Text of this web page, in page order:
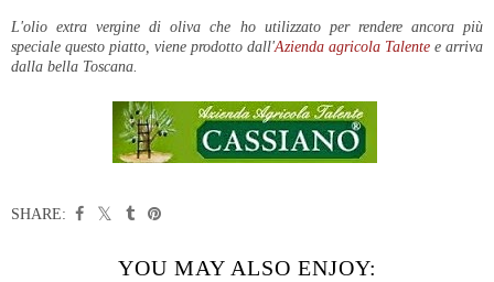
L'olio extra vergine di oliva che ho utilizzato per rendere ancora più
speciale questo piatto, viene prodotto dall'Azienda agricola Talente e arriva
dalla bella Toscana.
SHARE:
YOU MAY ALSO ENJOY: